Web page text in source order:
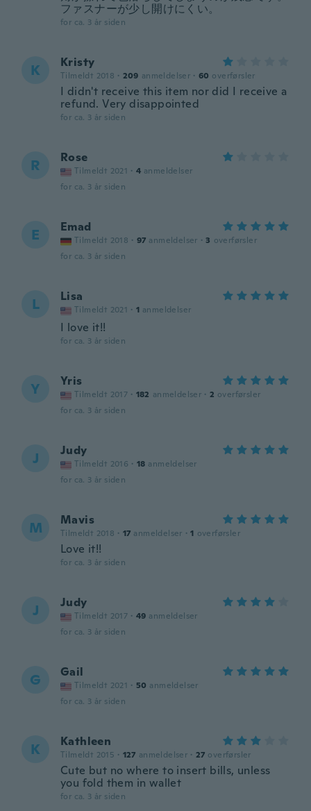
ファスナーが少し開けにくい。
for ca. 3 år siden
K Kristy
Tilmeldt 2018 · 209 anmeldelser · 60 overførsler
I didn't receive this item nor did I receive a
refund. Very disappointed
for ca. 3 år siden
R Rose
Tilmeldt 2021 · 4 anmeldelser
for ca. 3 år siden
E Emad
Tilmeldt 2018 · 97 anmeldelser · 3 overførsler
for ca. 3 år siden
L Lisa
Tilmeldt 2021 · 1 anmeldelser
I love it!!
for ca. 3 år siden
Y Yris
Tilmeldt 2017 · 182 anmeldelser · 2 overførsler
for ca. 3 år siden
J Judy
Tilmeldt 2016 · 18 anmeldelser
for ca. 3 år siden
M Mavis
Tilmeldt 2018 · 17 anmeldelser · 1 overførsler
Love it!!
for ca. 3 år siden
J Judy
Tilmeldt 2017 · 49 anmeldelser
for ca. 3 år siden
G Gail
Tilmeldt 2021 · 50 anmeldelser
for ca. 3 år siden
K Kathleen
Tilmeldt 2015 · 127 anmeldelser · 27 overførsler
Cute but no where to insert bills, unless
you fold them in wallet
for ca. 3 år siden